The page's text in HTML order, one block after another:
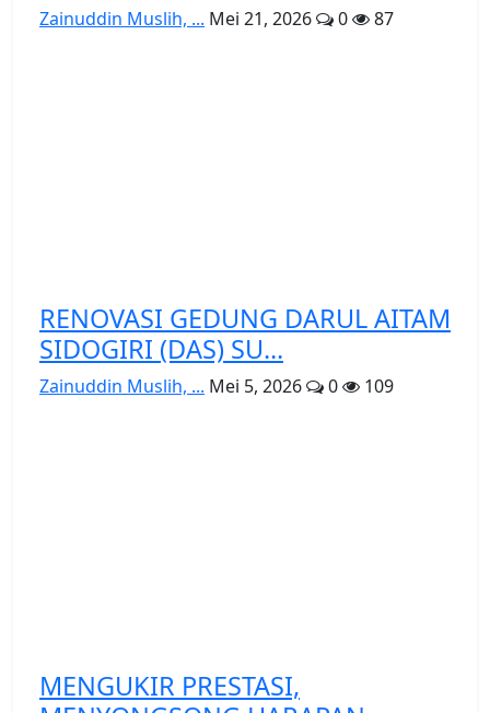
Zainuddin Muslih, ... Mei 21, 2026 0 87
RENOVASI GEDUNG DARUL AITAM
SIDOGIRI (DAS) SU...
Zainuddin Muslih, ... Mei 5, 2026 0 109
MENGUKIR PRESTASI,